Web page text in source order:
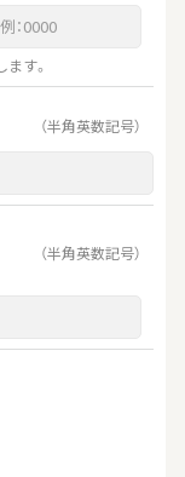
す。
（半角英数記号）
（半角英数記号）